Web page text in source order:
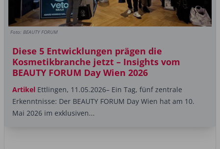
Foto: BEAUTY FORUM
Diese 5 Entwicklungen prägen die
Kosmetikbranche jetzt – Insights vom
BEAUTY FORUM Day Wien 2026
Artikel Ettlingen, 11.05.2026– Ein Tag, fünf zentrale
Erkenntnisse: Der BEAUTY FORUM Day Wien hat am 10.
Mai 2026 im exklusiven...